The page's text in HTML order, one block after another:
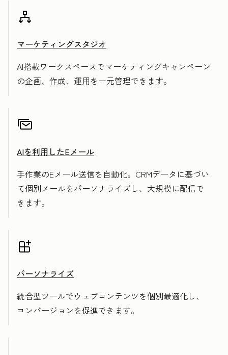
マーケティングスタジオ
AI搭載ワークスペースでマーケティングキャンペーン
の企画、作成、運用を一元管理できます。
AIを利用したEメール
手作業のEメール送信を自動化。CRMデータに基づい
て個別メールをパーソナライズし、大規模に配信で
きます。
パーソナライズ
統合型ツールでウェブコンテンツを個別最適化し、
コンバージョンを促進できます。